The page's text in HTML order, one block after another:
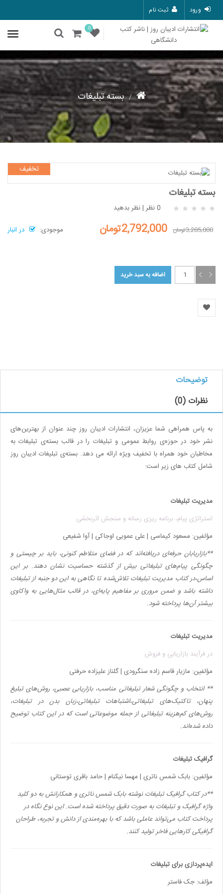
ورود ثبت نام
0
بسته تبلیغات
تخفیف
بسته تبلیغات
|نظر بدهید
موجودی:
در انبار 3,285,000تومان 2,792,000تومان
توضیحات
نظرات (0)
به پاس همراهی شما عزیزان،‌ انتشارات ادیبان روز چند عنوان از بهترین‌های
نشر خود در حوزه‌ی روابط عمومی و تبلیغات را در قالب بسته‌ی تبلیغات به
مخاطبان خود همراه با تخفیف ویژه ارائه می دهد. بسته‌ی تبلیغات ادیبان روز
شامل کتاب های زیر است:
مدیریت تبلیغات
استراتژی پیام، برنامه ریزی رسانه و سنجش اثربخشی
مؤلفین:مسعود کیماسی | علی عمویی اوجاکی | آوا شفیعی
**بازاریابان حرفه‌ای دریافته‌اند که در فضای متلاطم کنونی، باید بر چیستی و
چگونگی پیام‌های تبلیغاتی بیش از گذشته حساسیت نشان دهند. بر این
اساس،‌در کتاب مدیریت تبلیغات تلاش‌شده تا نگاهی به این دو جنبه از تبلیغات
داشته باشد و ضمن مروری بر مفاهیم پایه‌ای، در قالب مثال‌هایی به واکاوی
بیشتر آن‌ها پرداخته شود.
مدیریت تبلیغات
در فرآیند بازاریابی و فروش
مؤلفین: مازیار قاسم زاده سنگرودی | گلناز علیزاده حرفتی
** انتخاب و چگونگی شعار تبلیغاتی مناسب، بازاریابی عصبی، روش‌های تبلیغ
پنهان، تاکتیک‌های تبلیغاتی،‌اشتباهات تبلیغاتی،‌زبان بدن در تبلیغات،‌
روش‌های کم‌هزینه تبلیغاتی از جمله موضوعاتی است که در این کتاب توضیح
داده شده‌اند.
گرافیک تبلیغات
مؤلفین: بابک شمس ناتری | مهسا نیکنام | حامد باقری توستانی
**در کتاب گرافیک تبلیغات نوشته بابک شمس ناتری و همکارانش به دو کلید
واژه گرافیک و تبلیغات به صورت دقیق پرداخته شده است. این نوع نگاه در
پرداخت کتاب می‌تواند عاملی باشد که با بهره‌مندی از دانش و تجربه، طراحان
گرافیکی کارهایی فاخر تولید کنند.
ایده‌پردازی برای تبلیغات
مؤلف: جک فاستر